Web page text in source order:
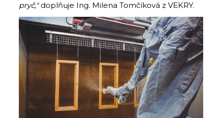
pryč," doplňuje Ing. Milena Tomčíková z VEKRY.